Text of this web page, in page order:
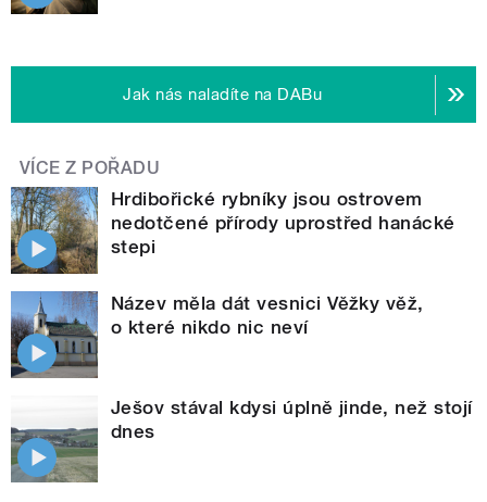
Jak nás naladíte na DABu
VÍCE Z POŘADU
Hrdibořické rybníky jsou ostrovem
nedotčené přírody uprostřed hanácké
stepi
Název měla dát vesnici Věžky věž,
o které nikdo nic neví
Ješov stával kdysi úplně jinde, než stojí
dnes